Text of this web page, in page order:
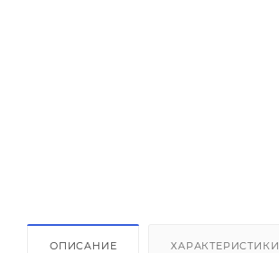
ОПИСАНИЕ ХАРАКТЕРИСТИКИ